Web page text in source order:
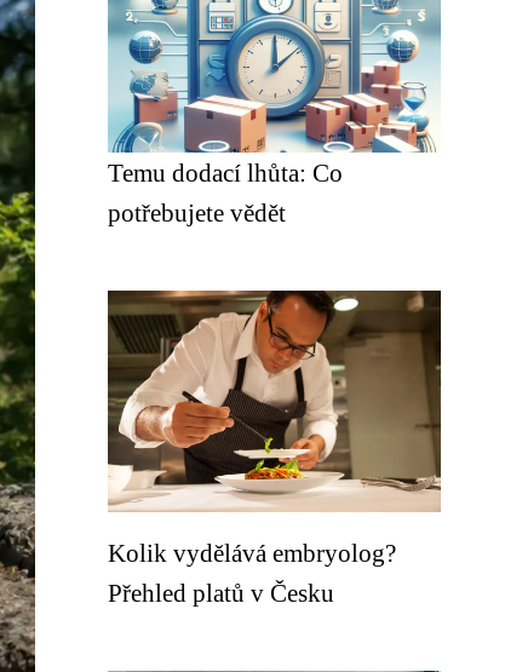
Temu dodací lhůta: Co
potřebujete vědět
Kolik vydělává embryolog?
Přehled platů v Česku